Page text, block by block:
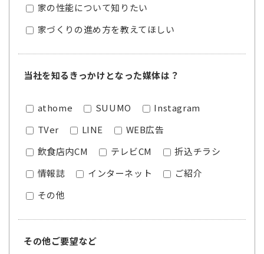
家の性能について知りたい
家づくりの進め方を教えてほしい
当社を知るきっかけとなった媒体は？
athome SUUMO
Instagram
TVer
LINE
WEB広告
飲食店内CM
テレビCM
折込チラシ
情報誌
インターネット
ご紹介
その他
その他ご要望など